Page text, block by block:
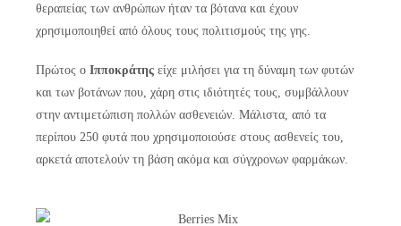
θεραπείας των ανθρώπων ήταν τα βότανα και έχουν
χρησιμοποιηθεί από όλους τους πολιτισμούς της γης.
Πρώτος ο Ιπποκράτης είχε μιλήσει για τη δύναμη των φυτών
και των βοτάνων που, χάρη στις ιδιότητές τους, συμβάλλουν
στην αντιμετώπιση πολλών ασθενειών. Μάλιστα, από τα
περίπου 250 φυτά που χρησιμοποιούσε στους ασθενείς του,
αρκετά αποτελούν τη βάση ακόμα και σύγχρονων φαρμάκων.